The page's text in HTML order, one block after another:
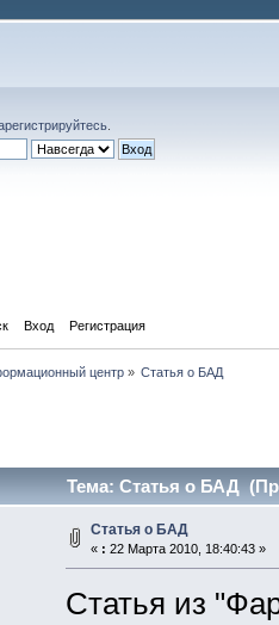
Вход Регистрация
центр» Статья о БАД
Тема: Статья о БАД
Статья о БАД
« : 22 Марта 2010, 18:40:43 »
Статья из